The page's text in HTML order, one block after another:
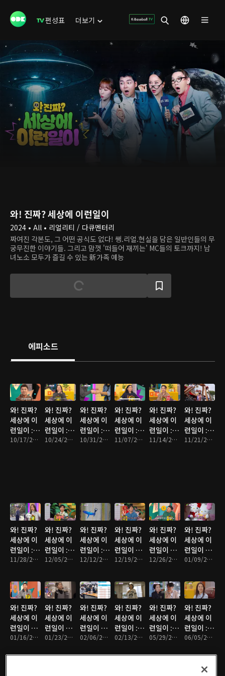
편성표 더보기
와! 진짜? 세상에 이런일이
2024 • All • 리얼리티 / 다큐멘터리
짜여진 각본도, 그 어떤 공식도 없다! 쌩.리얼.현실을 담은 일반인들의 무
궁무진한 이야기들. 그리고 맘껏 '떠들어 재끼는' MC들의 토크까지! 남
녀노소 모두가 즐길 수 있는 新가족 예능
에피소드
와! 진짜?
세상에 이
런일이 : 1
회
10/17/2024 • 1시간 11분
와! 진짜?
세상에 이
런일이 : 2
회
10/24/2024 • 1시간 11분
와! 진짜?
세상에 이
런일이 : 3
회
10/31/2024 • 1시간 8분
와! 진짜?
세상에 이
런일이 : 4
회
11/07/2024 • 1시간 11분
와! 진짜?
세상에 이
런일이 : 5
회
11/14/2024 • 1시간 19분
와! 진짜?
세상에 이
런일이 : 6
회
11/21/2024 • 1시간 11분
와! 진짜?
세상에 이
런일이 : 7
회
11/28/2024 • 1시간 12분
와! 진짜?
세상에 이
런일이 : 8
회
12/05/2024 • 1시간 10분
와! 진짜?
세상에 이
런일이 : 9
회
12/12/2024 • 1시간 10분
와! 진짜?
세상에 이
런일이 10
회
12/19/2024 • 1시간 9분
와! 진짜?
세상에 이
런일이 11
회
12/26/2024 • 1시간 10분
와! 진짜?
세상에 이
런일이 12
회
01/09/2025 • 1시간 9분
와! 진짜?
세상에 이
런일이 13
회
01/16/2025 • 1시간 12분
와! 진짜?
세상에 이
런일이 14
회
01/23/2025 • 1시간 7분
와! 진짜?
세상에 이
런일이 15
회
02/06/2025 • 1시간 9분
와! 진짜?
세상에 이
런일이 :
16회
02/13/2025 • 1시간 8분
와! 진짜?
세상에 이
런일이 :
17회
05/29/2025 • 1시간 11분
와! 진짜?
세상에 이
런일이 :
18회
06/05/2025 • 1시간 15분